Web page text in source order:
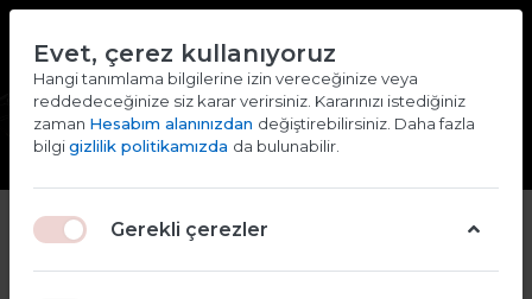
Giriş yap Kaydol
Evet, çerez kullanıyoruz
Hangi tanımlama bilgilerine izin vereceğinize veya
reddedeceğinize siz karar verirsiniz. Kararınızı istediğiniz
zaman Hesabım alanınızdan değiştirebilirsiniz. Daha fazla
bilgigizlilik politikamızda da bulunabilir.
Gerekli çerezler